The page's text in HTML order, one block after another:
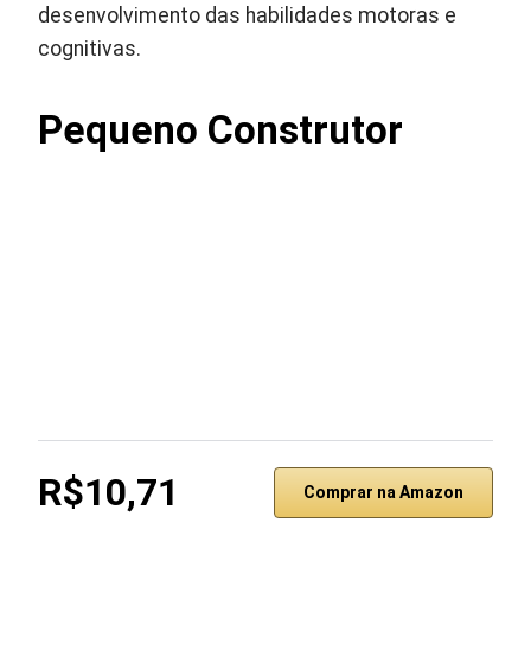
desenvolvimento das habilidades motoras e
cognitivas.
Pequeno Construtor
R$10,71 Comprar na Amazon